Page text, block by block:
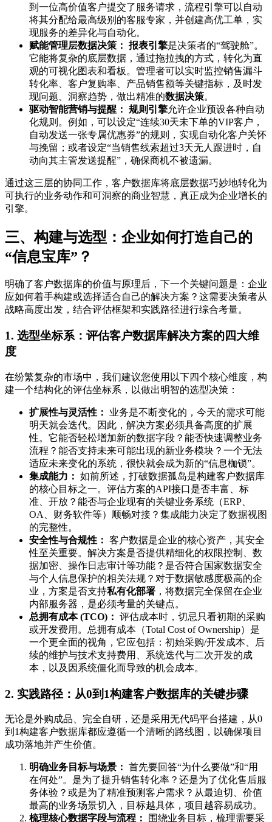
到一位高价值客户提交了服务请求，流程引擎可以自动
将其分配给最高级别的客服专家，并创建高优工单，实
现服务的差异化与自动化。
赋能管理层数据决策： 报表引擎是决策者的“驾驶舱”。
它能将复杂的底层数据，通过拖拉拽的方式，转化为直
观的可视化图表和看板。管理者可以实时监控销售漏斗
转化率、客户复购率、产品销售额等关键指标，及时发
现问题、洞察趋势，做出精准的数据决策。
驱动智能营销与提醒： 规则引擎允许企业预设各种自动
化规则。例如，可以设定“连续30天未下单的VIP客户，
自动发送一张专属优惠券”的规则，实现自动化客户关怀
与挽留；或者设定“当销售线索超过3天无人跟进时，自
动向其主管发送提醒”，确保商机不被遗漏。
通过这三层的协同工作，客户数据库将底层数据巧妙地转化为
可执行的业务动作和可洞察的商业智慧，真正成为企业增长的
引擎。
三、构建与选型：企业如何打造自己的
“信息宝库”？
明确了客户数据库的价值与原理后，下一个关键问题是：企业
应如何着手构建或选择适合自己的解决方案？这需要决策者从
战略高度出发，结合评估框架和实践路径进行综合考量。
1. 选型坐标系：评估客户数据库解决方案的四大维
度
在纷繁复杂的市场中，我们建议您使用以下四个核心维度，构
建一个结构化的评估坐标系，以做出明智的选型决策：
扩展性与灵活性：
业务是不断变化的，今天的需求可能
明天就会迭代。因此，解决方案必须具备高度的扩展
性。它能否轻松增加新的数据字段？能否快速调整业务
流程？能否支持未来可能出现的新业务模块？一个无法
适应未来变化的系统，很快就会成为新的“信息枷锁”。
集成能力： 如前所述，打破数据孤岛是构建客户数据库
的核心目标之一。评估方案的API接口是否丰富、标
准、开放？能否与企业现有的关键业务系统（ERP、
OA、财务软件等）顺畅对接？集成能力决定了数据视图
的完整性。
安全性与合规性： 客户数据是企业的核心资产，其安全
性至关重要。解决方案是否提供精细化的权限控制、数
据加密、操作日志审计等功能？是否符合国家数据安全
与个人信息保护的相关法规？对于数据敏感度极高的企
业，方案是否支持私有化部署 ，将数据完全保留在企业
内部服务器，是必须考量的关键点。
总拥有成本 (TCO)： 评估成本时，切忌只看初期的采购
或开发费用。总拥有成本（Total Cost of Ownership）是
一个更全面的视角，它应包括：初始采购/开发成本、后
续的维护与技术支持费用、系统迭代与二次开发的成
本，以及因系统僵化而导致的机会成本。
2. 实践路径：从0到1构建客户数据库的关键步骤
无论是外购成品、完全自研，还是采用无代码平台搭建，从0
到1构建客户数据库都应遵循一个清晰的路线图，以确保项目
成功落地并产生价值。
明确业务目标与场景： 首先要回答“为什么要做”和“用
在何处”。是为了提升销售转化率？还是为了优化售后服
务体验？或是为了精准预测客户需求？从最迫切、价值
最高的业务场景切入，目标越具体，项目越容易成功。
梳理核心数据字段与流程：
围绕业务目标，梳理需要采